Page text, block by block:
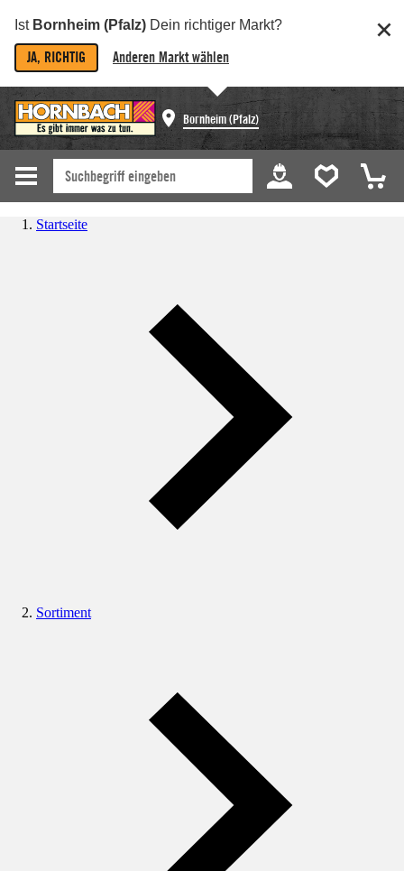
Ist Bornheim (Pfalz) Dein richtiger Markt?
JA, RICHTIG Anderen Markt wählen
Bornheim (Pfalz)
Startseite
Sortiment